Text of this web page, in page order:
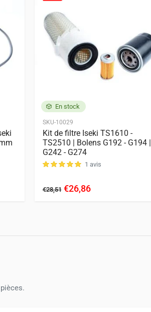
En stock
SKU-10029
Kit de filtre Iseki TS1610 -
TS2510 | Bolens G192 - G194 |
G242 - G274
1 avis
€28,51 €26,86